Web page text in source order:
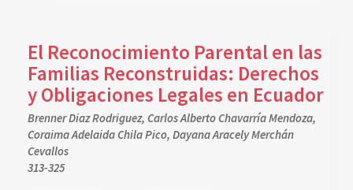
El Reconocimiento Parental en las
Familias Reconstruidas: Derechos
y Obligaciones Legales en Ecuador
Brenner Diaz Rodriguez, Carlos Alberto Chavarría Mendoza,
Coraima Adelaida Chila Pico, Dayana Aracely Merchán
Cevallos
313-325